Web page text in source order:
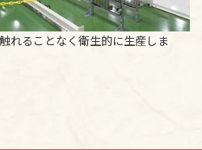
れることなく衛生的に生産しま